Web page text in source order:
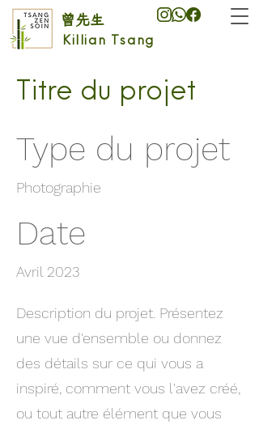
Killian Tsang
曾先生
Titre du projet
Type du projet
Photographie
Date
Avril 2023
Description du projet. Présentez
une vue d'ensemble ou donnez
des détails sur ce qui vous a
inspiré, comment vous l'avez créé,
ou tout autre élément que vous